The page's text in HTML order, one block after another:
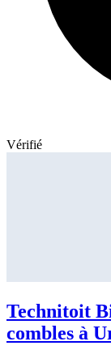
Vérifié
Technitoit
combles à